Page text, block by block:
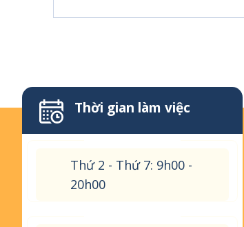
Thời gian làm việc
Thứ 2 - Thứ 7: 9h00 -
20h00